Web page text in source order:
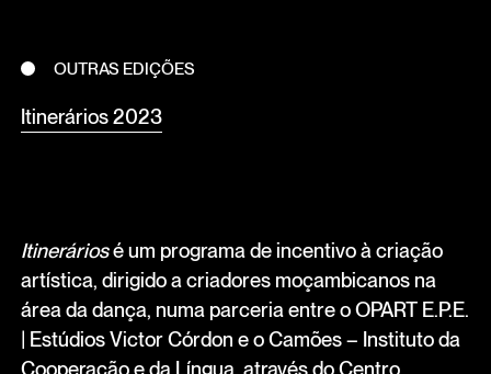
OUTRAS EDIÇÕES
Itinerários 2023
Itineráriosé um programa de incentivo à criação
artística, dirigido a criadores moçambicanos na
área da dança, numa parceria entre o OPART E.P.E.
| Estúdios Victor Córdon e o Camões – Instituto da
Cooperação e da Língua, através do Centro